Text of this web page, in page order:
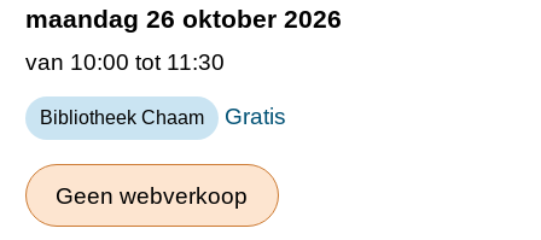
maandag 26 oktober 2026
van 10:00 tot 11:30
Bibliotheek Chaam Gratis
Geen webverkoop